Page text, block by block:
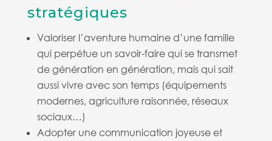
stratégiques
Valoriser l’aventure humaine d’une famille
qui perpétue un savoir-faire qui se transmet
de génération en génération, mais qui sait
aussi vivre avec son temps (équipements
modernes, agriculture raisonnée, réseaux
sociaux…)
Adopter une communication joyeuse et